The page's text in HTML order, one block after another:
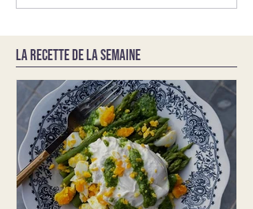
LA RECETTE DE LA SEMAINE